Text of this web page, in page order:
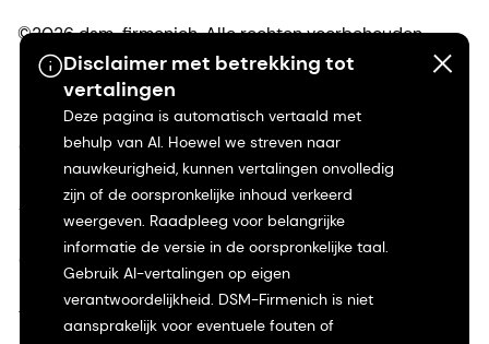
Disclaimer met betrekking tot
vertalingen
Deze pagina is automatisch vertaald met
behulp van AI. Hoewel we streven naar
nauwkeurigheid, kunnen vertalingen onvolledig
zijn of de oorspronkelijke inhoud verkeerd
weergeven. Raadpleeg voor belangrijke
informatie de versie in de oorspronkelijke taal.
Gebruik AI-vertalingen op eigen
verantwoordelijkheid. DSM-Firmenich is niet
aansprakelijk voor eventuele fouten of
©2026 dsm-firmenich. Alle rechten voorbehouden.
Privacyverklaring
Gebruiksvoorwaarden
Algemene voorwaarden
Californië Transparantie
Toegankelijkheidsverklaring